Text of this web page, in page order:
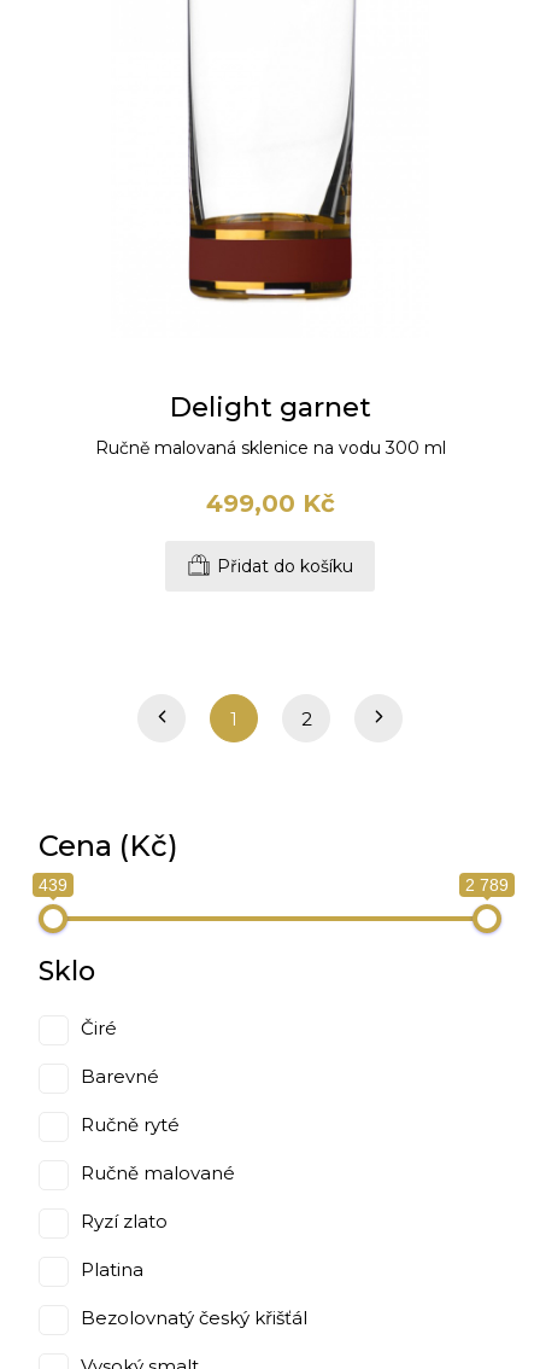
Delight garnet
Ručně malovaná sklenice na vodu 300 ml
499,00 Kč
Přidat do košíku
1 2
Cena (Kč)
439 2 789
Sklo
Čiré
Barevné
Ručně ryté
Ručně malované
Ryzí zlato
Platina
Bezolovnatý český křišťál